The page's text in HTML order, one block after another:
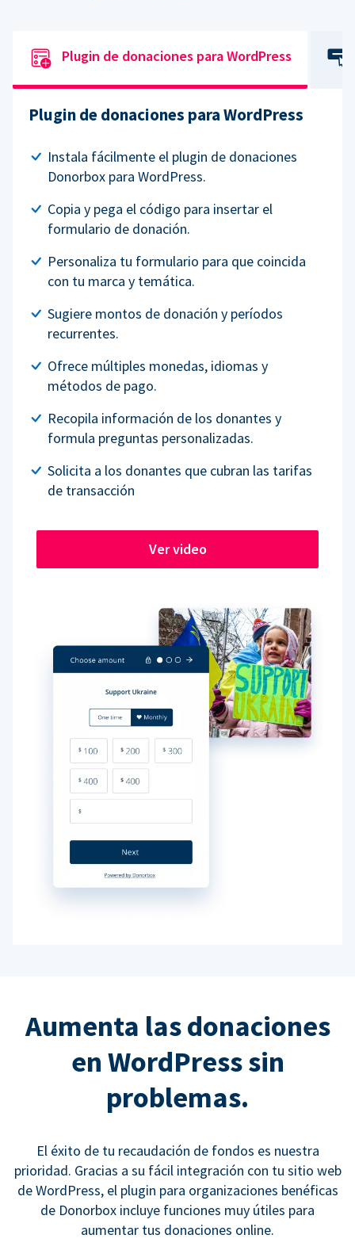
Plugin de donaciones para WordPress
Plugin de donaciones para WordPress
Instala fácilmente el plugin de donaciones
Donorbox para WordPress.
Copia y pega el código para insertar el
formulario de donación.
Personaliza tu formulario para que coincida
con tu marca y temática.
Sugiere montos de donación y períodos
recurrentes.
Ofrece múltiples monedas, idiomas y
métodos de pago.
Recopila información de los donantes y
formula preguntas personalizadas.
Solicita a los donantes que cubran las tarifas
de transacción
Ver video
Aumenta las donaciones
en WordPress sin
problemas.
El éxito de tu recaudación de fondos es nuestra
prioridad. Gracias a su fácil integración con tu sitio web
de WordPress, el plugin para organizaciones benéficas
de Donorbox incluye funciones muy útiles para
aumentar tus donaciones online.